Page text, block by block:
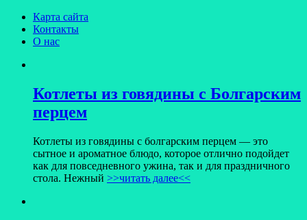
Карта сайта
Контакты
О нас
Котлеты из говядины с Болгарским
перцем
Котлеты из говядины с болгарским перцем — это
сытное и ароматное блюдо, которое отлично подойдет
как для повседневного ужина, так и для праздничного
стола. Нежный >>читать далее<<